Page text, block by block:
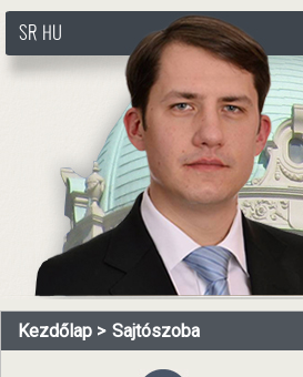
http://www.pasztorbalint.rs/hu
SR HU
Kezdőlap Sajtószoba